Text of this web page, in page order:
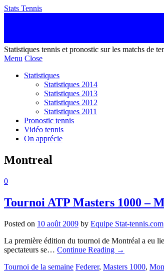
Stats Tennis
Statistiques tennis et pronostic sur les matchs de
Menu Close
Statistiques
Statistiques 2014
Statistiques 2013
Statistiques 2012
Statistiques 2011
Pronostic tennis
Vidéo tennis
On apprécie
Montreal
0
Tournoi ATP Masters 1000 –
Posted on 10 août 2009 by Equipe Stat-tennis.com
La première édition du tournoi de Montréal a eu
spectateurs se… Continue Reading →
Tournoi de la semaine Federer, Masters 1000,